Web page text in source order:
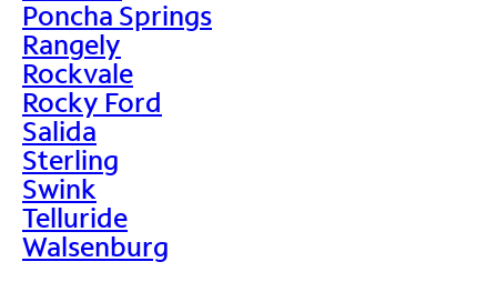
Poncha Springs
Rangely
Rockvale
Rocky Ford
Salida
Sterling
Swink
Telluride
Walsenburg